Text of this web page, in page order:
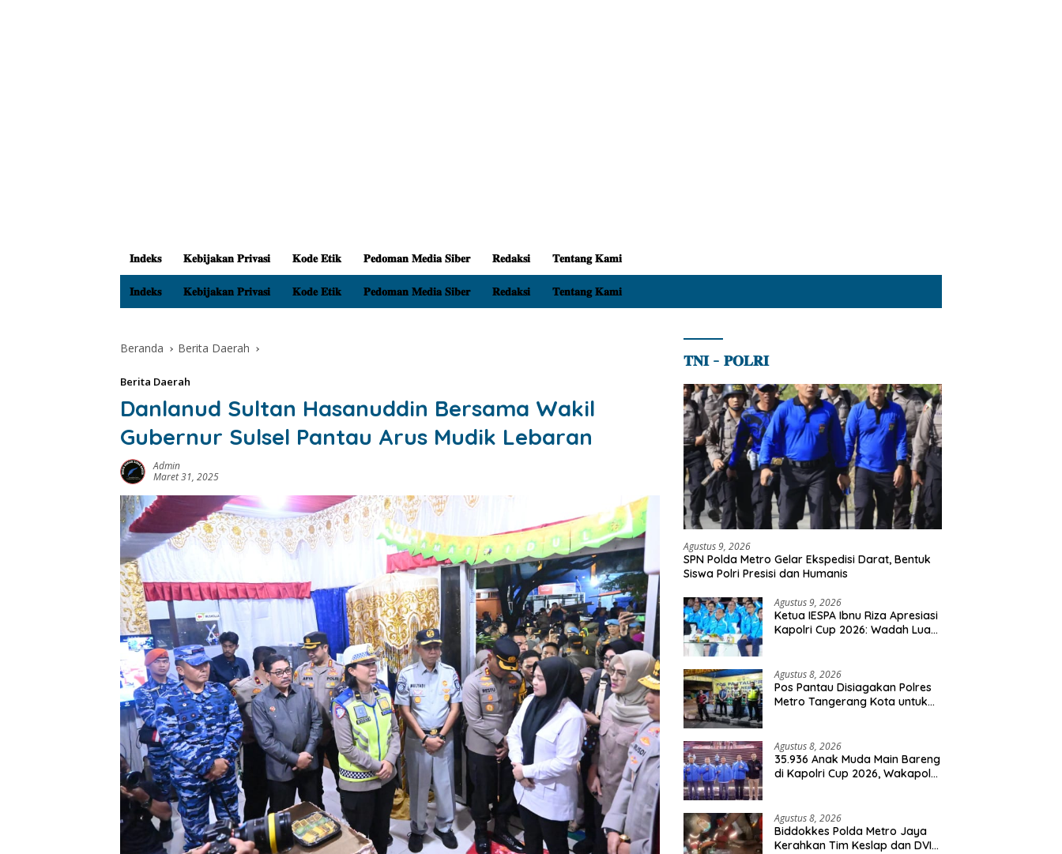
𝐈𝐧𝐝𝐞𝐤𝐬 𝐊𝐞𝐛𝐢𝐣𝐚𝐤𝐚𝐧 𝐏𝐫𝐢𝐯𝐚𝐬𝐢 𝐊𝐨𝐝𝐞 𝐄𝐭𝐢𝐤 𝐏𝐞𝐝𝐨𝐦𝐚𝐧 𝐌𝐞𝐝𝐢𝐚 𝐒𝐢𝐛𝐞𝐫 𝐑𝐞𝐝𝐚𝐤𝐬𝐢 𝐓𝐞𝐧𝐭𝐚𝐧𝐠 𝐊𝐚𝐦𝐢
𝐈𝐧𝐝𝐞𝐤𝐬 𝐊𝐞𝐛𝐢𝐣𝐚𝐤𝐚𝐧 𝐏𝐫𝐢𝐯𝐚𝐬𝐢 𝐊𝐨𝐝𝐞 𝐄𝐭𝐢𝐤 𝐏𝐞𝐝𝐨𝐦𝐚𝐧 𝐌𝐞𝐝𝐢𝐚 𝐒𝐢𝐛𝐞𝐫 𝐑𝐞𝐝𝐚𝐤𝐬𝐢 𝐓𝐞𝐧𝐭𝐚𝐧𝐠 𝐊𝐚𝐦𝐢
Beranda Berita Daerah
Berita Daerah
Danlanud Sultan Hasanuddin Bersama Wakil
Gubernur Sulsel Pantau Arus Mudik Lebaran
Admin
Maret 31, 2025
𝐓𝐍𝐈 – 𝐏𝐎𝐋𝐑𝐈
Agustus 9, 2026
SPN Polda Metro Gelar Ekspedisi Darat, Bentuk
Siswa Polri Presisi dan Humanis
Agustus 9, 2026
Ketua IESPA Ibnu Riza Apresiasi
Kapolri Cup 2026: Wadah Luar
Agustus 8, 2026
Pos Pantau Disiagakan Polres
Metro Tangerang Kota untuk
Agustus 8, 2026
35.936 Anak Muda Main Bareng
di Kapolri Cup 2026, Wakapolri:
Agustus 8, 2026
Biddokkes Polda Metro Jaya
Kerahkan Tim Keslap dan DVI